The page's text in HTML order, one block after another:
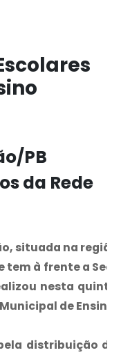
PB
da Rede
situada na
à frente a
nesta
de Ensino.
distribuição